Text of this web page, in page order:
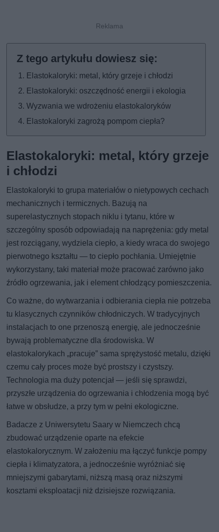
Elastokaloryki: metal, który grzeje i chłodzi
Elastokaloryki: oszczędność energii i ekologia
Wyzwania we wdrożeniu elastokaloryków
Elastokaloryki zagrożą pompom ciepła?
Elastokaloryki: metal, który grzeje
i chłodzi
Elastokaloryki to grupa materiałów o nietypowych cechach
mechanicznych i termicznych. Bazują na
superelastycznych stopach niklu i tytanu, które w
szczególny sposób odpowiadają na naprężenia: gdy metal
jest rozciągany, wydziela ciepło, a kiedy wraca do swojego
pierwotnego kształtu — to ciepło pochłania. Umiejętnie
wykorzystany, taki materiał może pracować zarówno jako
źródło ogrzewania, jak i element chłodzący pomieszczenia.
Co ważne, do wytwarzania i odbierania ciepła nie potrzeba
tu klasycznych czynników chłodniczych. W tradycyjnych
instalacjach to one przenoszą energię, ale jednocześnie
bywają problematyczne dla środowiska. W
elastokalorykach „pracuje” sama sprężystość metalu, dzięki
czemu cały proces może być prostszy i czystszy.
Technologia ma duży potencjał — jeśli się sprawdzi,
przyszłe urządzenia do ogrzewania i chłodzenia mogą być
łatwe w obsłudze, a przy tym w pełni ekologiczne.
Badacze z Uniwersytetu Saary w Niemczech chcą
zbudować urządzenie oparte na efekcie
elastokalorycznym. W założeniu ma łączyć funkcje pompy
ciepła i klimatyzatora, a jednocześnie wyróżniać się
mniejszymi gabarytami, niższą masą oraz niższymi
kosztami eksploatacji niż dzisiejsze rozwiązania.